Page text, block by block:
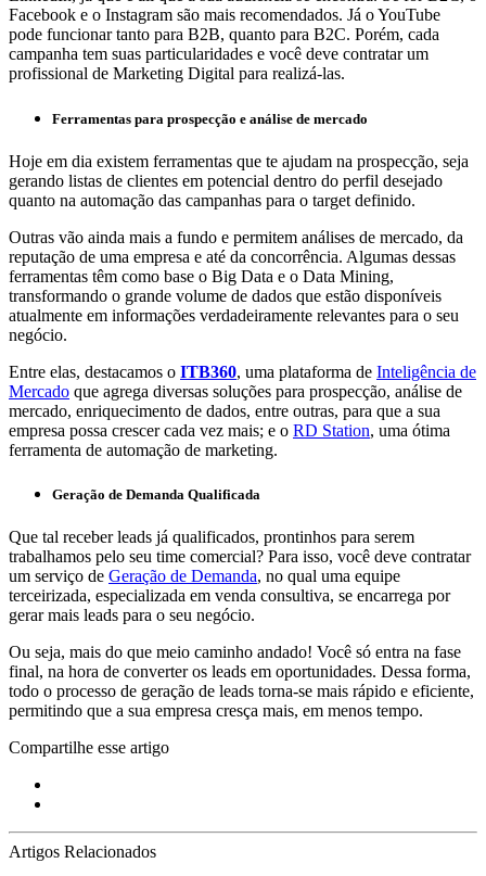
Facebook e o Instagram são mais recomendados. Já o YouTube
pode funcionar tanto para B2B, quanto para B2C. Porém, cada
campanha tem suas particularidades e você deve contratar um
profissional de Marketing Digital para realizá-las.
Ferramentas para prospecção e análise de mercado
Hoje em dia existem ferramentas que te ajudam na prospecção, seja
gerando listas de clientes em potencial dentro do perfil desejado
quanto na automação das campanhas para o target definido.
Outras vão ainda mais a fundo e permitem análises de mercado, da
reputação de uma empresa e até da concorrência. Algumas dessas
ferramentas têm como base o Big Data e o Data Mining,
transformando o grande volume de dados que estão disponíveis
atualmente em informações verdadeiramente relevantes para o seu
negócio.
Entre elas, destacamos o ITB360, uma plataforma de Inteligência de
Mercado que agrega diversas soluções para prospecção, análise de
mercado, enriquecimento de dados, entre outras, para que a sua
empresa possa crescer cada vez mais; e o RD Station, uma ótima
ferramenta de automação de marketing.
Geração de Demanda Qualificada
Que tal receber leads já qualificados, prontinhos para serem
trabalhamos pelo seu time comercial? Para isso, você deve contratar
um serviço de Geração de Demanda, no qual uma equipe
terceirizada, especializada em venda consultiva, se encarrega por
gerar mais leads para o seu negócio.
Ou seja, mais do que meio caminho andado! Você só entra na fase
final, na hora de converter os leads em oportunidades. Dessa forma,
todo o processo de geração de leads torna-se mais rápido e eficiente,
permitindo que a sua empresa cresça mais, em menos tempo.
Compartilhe esse artigo
Artigos Relacionados